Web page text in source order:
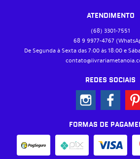
ATENDIMENTO
(68) 3301-7551
68 9 9977-4767
De Segunda à Sexta das 7:00 às 18:00 e
REDES SOCIAIS
FORMAS DE